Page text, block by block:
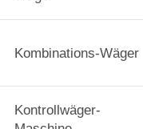
Kombinations-Wäger
Kontrollwäger-